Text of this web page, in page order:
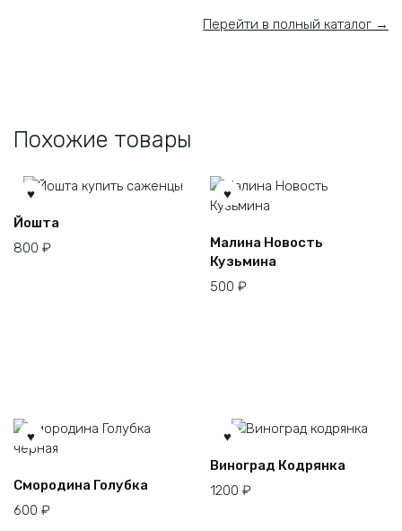
Перейти в полный каталог →
Похожие товары
Йошта
800 ₽
Малина Новость
Кузьмина
500 ₽
Смородина Голубка
600 ₽
Виноград Кодрянка
1200 ₽